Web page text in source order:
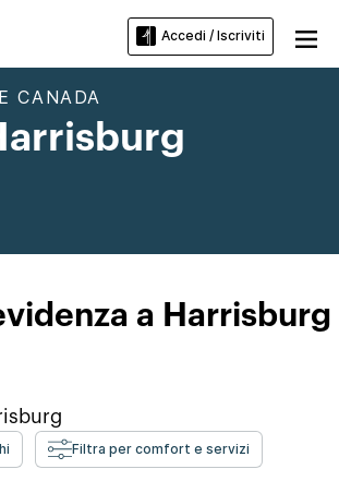
Accedi / Iscriviti
CANADA
a Harrisburg
Filtra per comfort e servizi